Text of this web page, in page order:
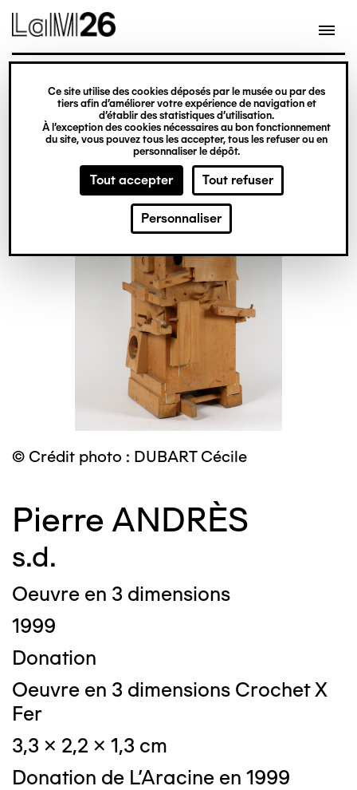
Gestion des cookies
Ce site utilise des cookies déposés par le musée ou par des
tiers afin d’améliorer votre expérience de navigation et
d’établir des statistiques d’utilisation.
À l’exception des cookies nécessaires au bon fonctionnement
du site, vous pouvez tous les accepter, tous les refuser ou en
personnaliser le dépôt.
Tout accepter Tout refuser
Personnaliser
contenu
© Crédit photo : DUBART Cécile
Pierre ANDRÈS
s.d.
Oeuvre en 3 dimensions
1999
Donation
Oeuvre en 3 dimensions Crochet X
Fer
3,3 x 2,2 x 1,3 cm
Donation de L'Aracine en 1999